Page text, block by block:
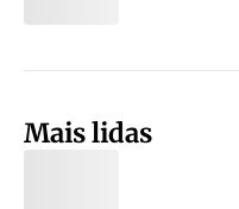
Mais lidas